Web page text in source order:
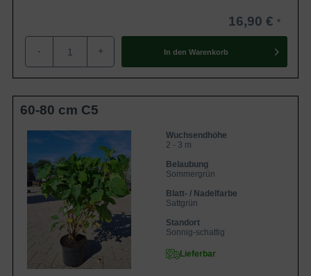
16,90 €
- + In den Warenkorb
60-80 cm C5
Wuchsendhöhe
2 - 3 m
Belaubung
Sommergrün
Blatt- / Nadelfarbe
Sattgrün
Standort
Sonnig-schattig
Lieferbar